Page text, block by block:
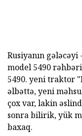
Rusiyanın
model 5490
5490. yeni traktor
əlbəttə, yeni
çox var, lakin
sonra bilirik, yük
baxaq.